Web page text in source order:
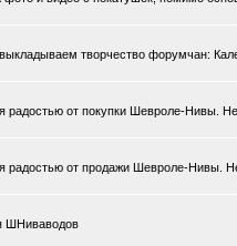
творчество форумчан:
радостью от покупки Шевроле-Нивы.
радостью от продажи Шевроле-Нивы.
ШНиваводов